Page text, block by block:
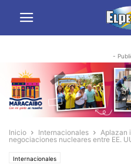
-
Inicio Internacionales
Aplazan
negociaciones nucleares entre EE.
Internacionales